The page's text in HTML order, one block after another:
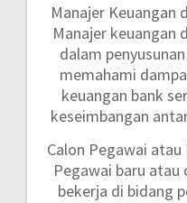
Manajer Keuangan
Manajer keuangan
dalam
memahami
keuangan bank
keseimbangan
Calon Pegawai
Pegawai baru atau
bekerja di bidang